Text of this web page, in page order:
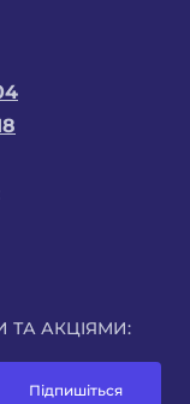
ТА АКЦІЯМИ:
Підпишіться